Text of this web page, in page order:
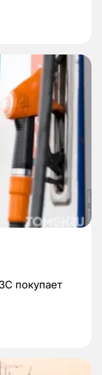
покупает